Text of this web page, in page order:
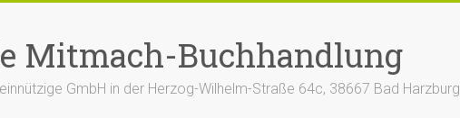
Mitmach-Buchhandlung
GmbH in der Herzog-Wilhelm-Straße 64c, 38667 Bad Harzburg